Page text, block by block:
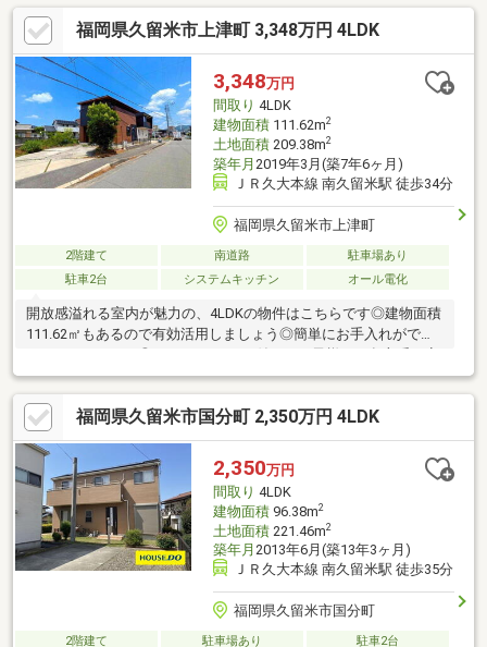
り。光熱費の削減だけでなく、災害時の備えとしても安心です。
主寝室はゆとりある広さを確保し、大容量のウォークインクロー
ゼットを完備。水回りは家事効率を考えたスムーズな動線設計
で、日々の暮らしを快適にサポートします。並列2台分のカーポー
ト付き駐車場は出し入れもラクラク。「住みやすさ」と「デザイ
ン性」を両立した一邸です。
福岡県久留米市上津町 3,348万円 4LDK
3,348万円
間取り 4LDK
建物面積111.62m2
土地面積209.38m2
築年月 2019年3月(築7年6ヶ月)
ＪＲ久大本線 南久留米駅 徒歩34分
福岡県久留米市上津町
2階建て 南道路
駐車場あり
駐車2台
システムキッチン オール電化
開放感溢れる室内が魅力の、4LDKの物件はこちらです◎建物面積
111.62㎡もあるので有効活用しましょう◎簡単にお手入れができ
るIHキッチンです◎TVインターホン付きでお子様のお留守番も安
心です◎省エネ給湯器にすることで環境保全にも一役買うことが
できます◎この物件は広々としたシステムキッチンなので、普段
の料理も楽しくなるでしょう◎充実した設備のこちらの物件は、
多くの方におすすめです(^_^)＼お気軽にお問い合わせください／
ご希望の日時でご案内いたします。また、その他物件のご紹介も
可能ですので、気になる物件がございましたらお伝えください。
住宅ローンのご相談もお気軽にどうぞm(_ _)m
福岡県久留米市国分町 2,350万円 4LDK
2,350万円
間取り 4LDK
建物面積96.38m2
土地面積221.46m2
築年月 2013年6月(築13年3ヶ月)
ＪＲ久大本線 南久留米駅 徒歩35分
福岡県久留米市国分町
2階建て 駐車場あり 駐車2台